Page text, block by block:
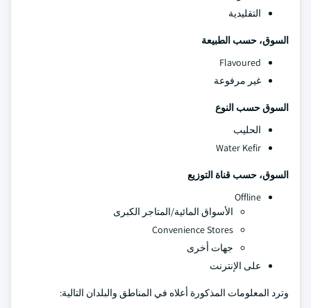
التقليدية
السوق، حسب الطبيعة
Flavoured
غير مرفوعة
السوق حسب النوع
الحليب
Water Kefir
السوق، حسب قناة التوزيع
Offline
الأسواق المائية/المتاجر الكبرى
Convenience Stores
جهات أخرى
على الإنترنت
وترد المعلومات المذكورة أعلاه في المناطق والبلدان التالية: